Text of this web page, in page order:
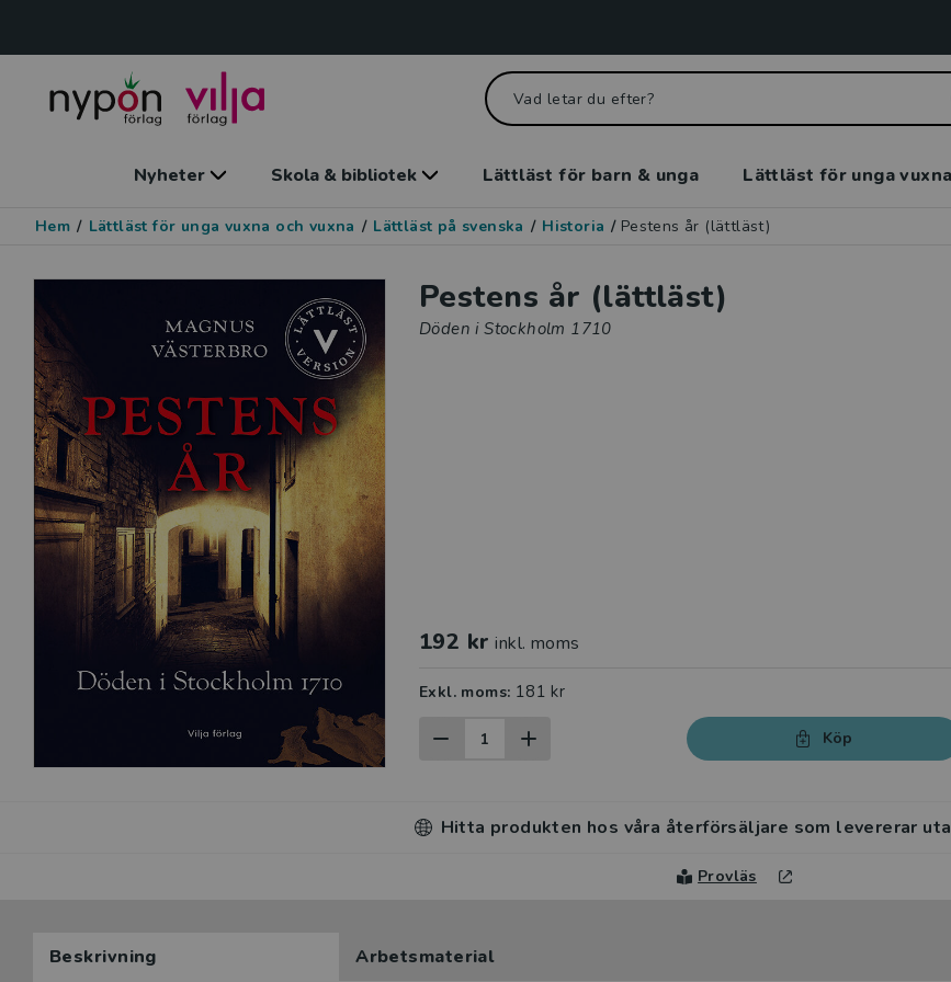
Nyheter Skola & bibliotek Lättläst för barn & unga Lättläst för unga
Hem / Lättläst för unga vuxna och vuxna / Lättläst på svenska / Historia / Pestens år (lättläst)
Pestens år (lättläst)
Döden i Stockholm 1710
192 kr inkl. moms
Exkl. moms: 181 kr
Köp
Hitta produkten hos våra återförsäljare som levererar
Provläs
Beskrivning Arbetsmaterial